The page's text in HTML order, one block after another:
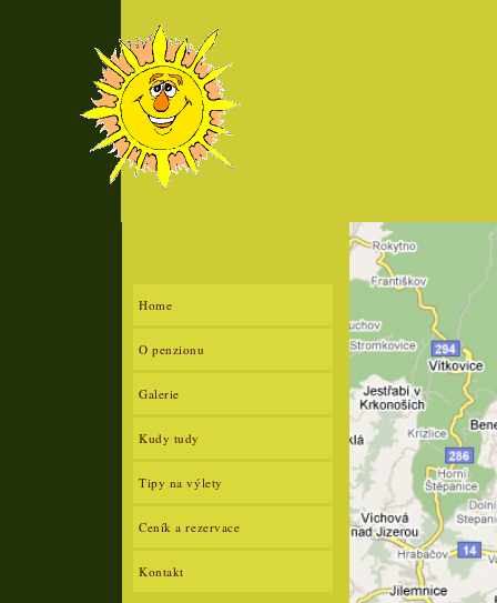
Home
O penzionu
Galerie
Kudy tudy
Tipy na výlety
Ceník a rezervace
Kontakt